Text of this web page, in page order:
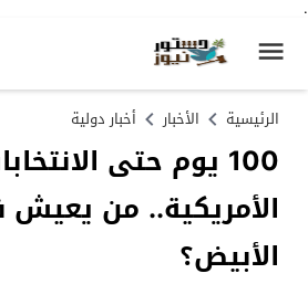
.
الرئيسية الأخبار أخبار دولية
100 يوم حتى
الأمريكية.. من يعيش
الأبيض؟